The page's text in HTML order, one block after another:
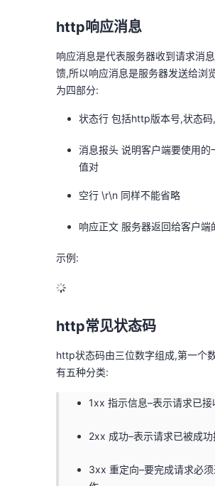
http响应消息
响应消息是代表服务器收到请求消
馈,所以响应消息是服务器发送给浏
为四部分:
状态行 包括http版本号,状态码
消息报头 说明客户端要使用的
值对
空行 \r\n 同样不能省略
响应正文 服务器返回给客户端
示例:
http常见状态码
http状态码由三位数字组成,第一个
有五种分类:
1xx 指示信息–表示请求已接
2xx 成功–表示请求已被成
3xx 重定向–要完成请求必